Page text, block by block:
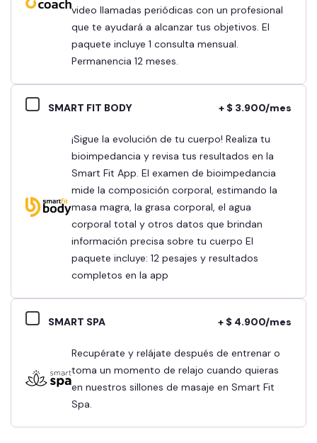
video llamadas periódicas con un profesional
que te ayudará a alcanzar tus objetivos. El
paquete incluye 1 consulta mensual.
Permanencia 12 meses.
SMART FIT BODY + $ 3.900/mes
¡Sigue la evolución de tu cuerpo! Realiza tu
bioimpedancia y revisa tus resultados en la
Smart Fit App. El examen de bioimpedancia
mide la composición corporal, estimando la
masa magra, la grasa corporal, el agua
corporal total y otros datos que brindan
información precisa sobre tu cuerpo El
paquete incluye: 12 pesajes y resultados
completos en la app
SMART SPA + $ 4.900/mes
Recupérate y relájate después de entrenar o
toma un momento de relajo cuando quieras
en nuestros sillones de masaje en Smart Fit
Spa.